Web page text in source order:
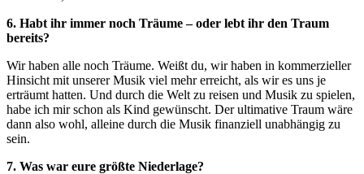
6. Habt ihr immer noch Träume – oder lebt ihr den Traum
bereits?
Wir haben alle noch Träume. Weißt du, wir haben in kommerzieller
Hinsicht mit unserer Musik viel mehr erreicht, als wir es uns je
erträumt hatten. Und durch die Welt zu reisen und Musik zu spielen,
habe ich mir schon als Kind gewünscht. Der ultimative Traum wäre
dann also wohl, alleine durch die Musik finanziell unabhängig zu
sein.
7. Was war eure größte Niederlage?